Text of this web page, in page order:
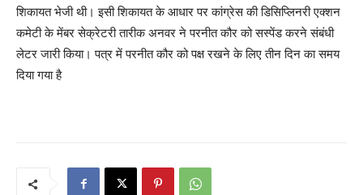
शिकायत भेजी थी। इसी शिकायत के आधार पर कांग्रेस की डिसिप्लिनरी एक्शन
कमेटी के मेंबर सेक्रेटरी तारीक अनवर ने परनीत कौर को सस्पेंड करने संबंधी
लेटर जारी किया। पत्र में परनीत कौर को पक्ष रखने के लिए तीन दिन का समय
दिया गया है